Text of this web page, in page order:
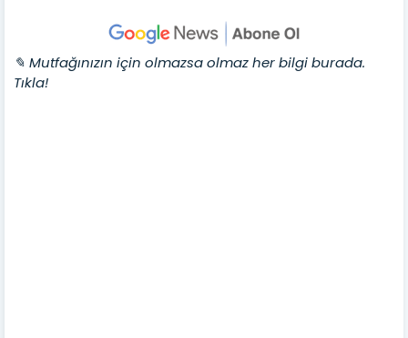
✎ Mutfağınızın için olmazsa olmaz her bilgi burada.
Tıkla!